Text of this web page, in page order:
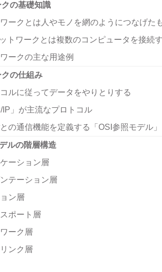
の基礎知識
ークとは人やモノを網のようにつなげた
トワークとは複数のコンピュータを接続
ークの主な用途例
の仕組み
ルに従ってデータをやりとりする
IP」が主流なプロトコル
の通信機能を定義する「OSI参照モデル」
ルの階層構造
ーション層
テーション層
ン層
ポート層
ーク層
ンク層